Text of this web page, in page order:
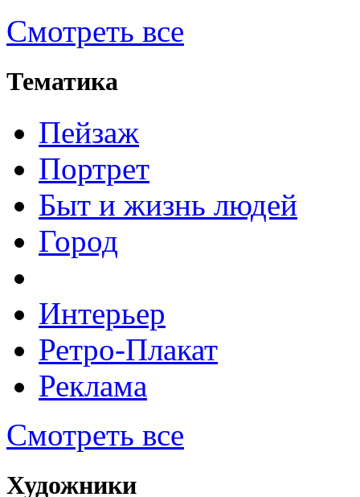
Смотреть все
Тематика
Пейзаж
Портрет
Быт и жизнь людей
Город
Интерьер
Ретро-Плакат
Реклама
Смотреть все
Художники